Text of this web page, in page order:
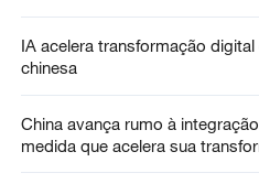
IA acelera transformação
chinesa
China avança rumo à
medida que acelera sua